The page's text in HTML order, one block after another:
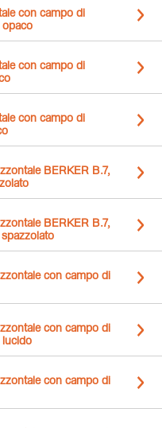
con campo di
opaco
con campo di
con campo di
BERKER B.7,
BERKER B.7,
con campo di
con campo di
lucido
con campo di